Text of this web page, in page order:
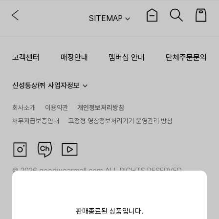
판매종료된 상품입니다.
SITEMAP
고객센터 매장안내 멤버십 안내 단체주문문의
신성통상㈜ 사업자정보
회사소개 이용약관
개인정보처리방침
채무지급보증안내
고정형 영상정보처리기기 운영관리 방침
©2026goodwearmall.com ALL RIGHTS RESERVED